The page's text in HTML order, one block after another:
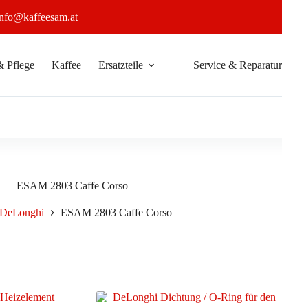
Pflege Kaffee Ersatzteile Service &
ESAM 2803 Caffe Corso
DeLonghi ESAM 2803 Caffe Corso